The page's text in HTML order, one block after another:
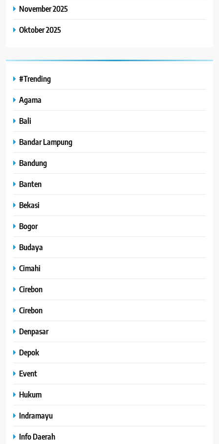
November 2025
Oktober 2025
#Trending
Agama
Bali
Bandar Lampung
Bandung
Banten
Bekasi
Bogor
Budaya
Cimahi
Cirebon
Cirebon
Denpasar
Depok
Event
Hukum
Indramayu
Info Daerah